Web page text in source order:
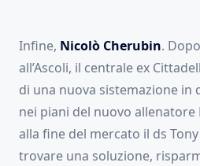
Infine, Nicolò Cherubin.
all’Ascoli, il centrale ex
di una nuova sistemazione
nei piani del nuovo allenatore
alla fine del mercato il ds
trovare una soluzione,